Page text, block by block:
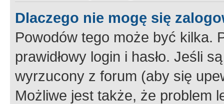
Dlaczego nie mogę się
Powodów tego może być kilka.
prawidłowy login i hasło. Jeśli
wyrzucony z forum (aby się
Możliwe jest także, że problem